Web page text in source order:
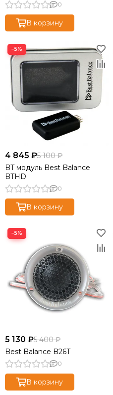
0
В корзину
−5%
4 845 ₽5 100 ₽
BT модуль Best Balance
BTHD
0
В корзину
−5%
5 130 ₽5 400 ₽
Best Balance B26T
0
В корзину